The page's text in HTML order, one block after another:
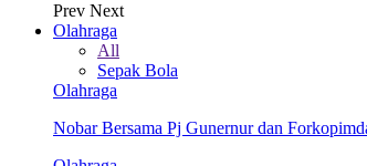
Prev Next
Olahraga
All
Sepak Bola
Olahraga
Nobar Bersama Pj Gunernur dan